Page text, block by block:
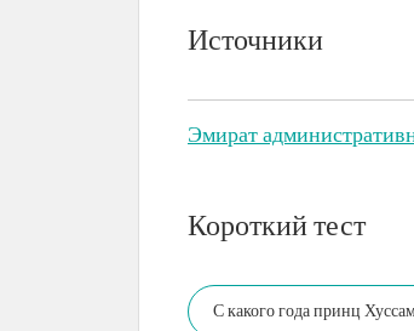
Источники
Эмират
Короткий тест
С какого года принц